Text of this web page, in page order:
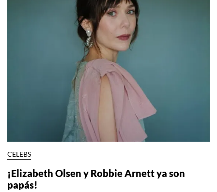
CELEBS
¡Elizabeth Olsen y Robbie Arnett ya son
papás!